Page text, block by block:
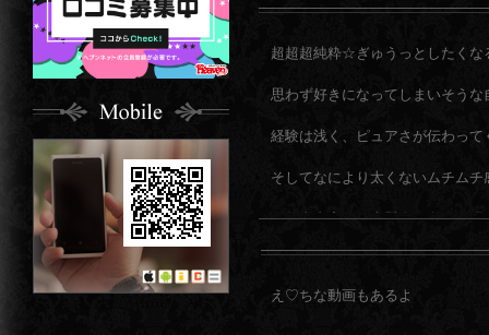
超超超純粋☆ぎゅうっとしたくな
思わず好きになってしまいそう
経験は浅く、ピュアさが伝わっ
そしてなにより太くないムチム
お仕事内容も一生懸命に色々頑
え♡ちな動画もあるよ